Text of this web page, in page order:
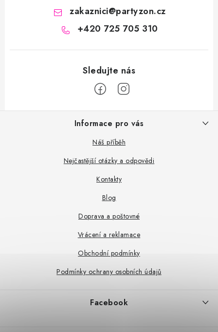
zakaznici@partyzon.cz
+420 725 705 310
Informace pro vás
Náš příběh
Nejčastější otázky a odpovědi
Kontakty
Blog
Doprava a poštovné
Vrácení a reklamace
Obchodní podmínky
Podmínky ochrany osobních údajů
Facebook